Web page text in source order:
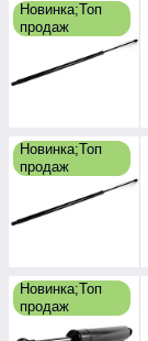
Новинка;Топ
продаж
Новинка;Топ
продаж
Новинка;Топ
продаж